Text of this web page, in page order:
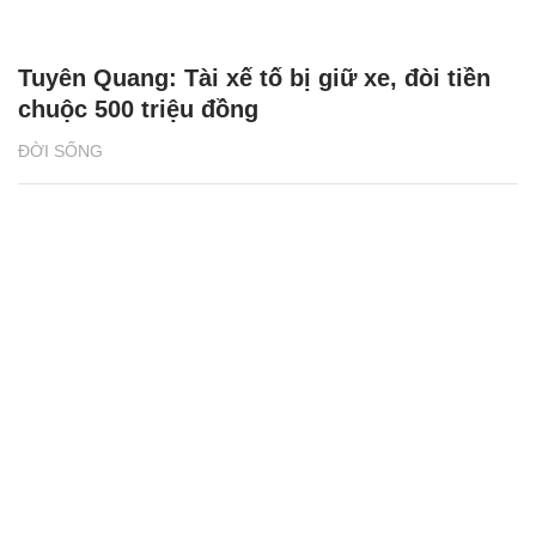
ĐỜI SỐNG
Tuyên Quang: Tài xế tố bị giữ xe, đòi tiền
chuộc 500 triệu đồng